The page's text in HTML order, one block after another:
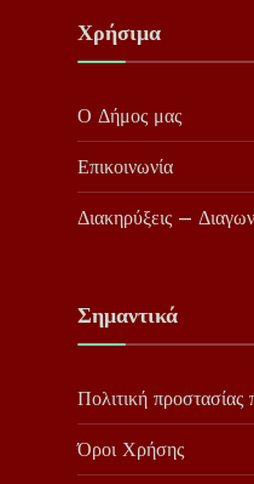
Χρήσιμα
Ο Δήμος μας
Επικοινωνία
Διακηρύξεις –
Σημαντικά
Πολιτική
Όροι Χρήσης